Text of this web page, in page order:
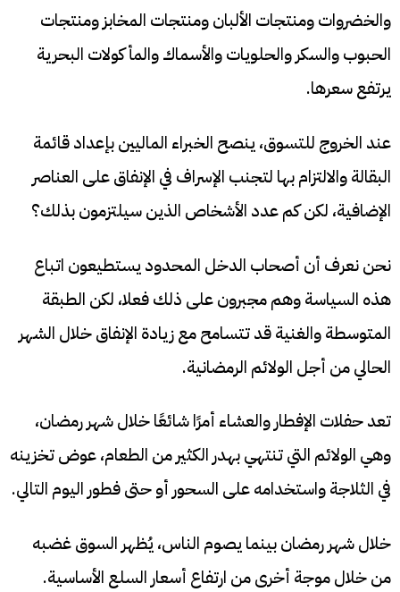
والخضروات ومنتجات الألبان ومنتجات المخابز ومنتجات
الحبوب والسكر والحلويات والأسماك والمأكولات البحرية
يرتفع سعرها.
عند الخروج للتسوق، ينصح الخبراء الماليين بإعداد قائمة
البقالة والالتزام بها لتجنب الإسراف في الإنفاق على العناصر
الإضافية، لكن كم عدد الأشخاص الذين سيلتزمون بذلك؟
نحن نعرف أن أصحاب الدخل المحدود يستطيعون اتباع
هذه السياسة وهم مجبرون على ذلك فعلا، لكن الطبقة
المتوسطة والغنية قد تتسامح مع زيادة الإنفاق خلال الشهر
الحالي من أجل الولائم الرمضانية.
تعد حفلات الإفطار والعشاء أمرًا شائعًا خلال شهر رمضان،
وهي الولائم التي تنتهي بهدر الكثير من الطعام، عوض تخزينه
في الثلاجة واستخدامه على السحور أو حتى فطور اليوم التالي.
خلال شهر رمضان بينما يصوم الناس، يُظهر السوق غضبه
من خلال موجة أخرى من ارتفاع أسعار السلع الأساسية.